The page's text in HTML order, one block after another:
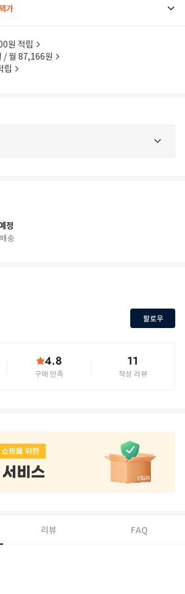
가
원 적립
/ 월 87,166원
립
정
송
팔로우
4.8
구매 만족
11
작성 리뷰
리뷰 FAQ